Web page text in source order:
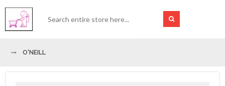
O'NEILL